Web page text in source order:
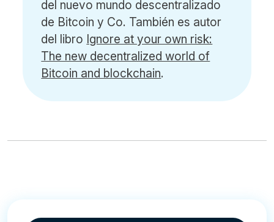
del nuevo mundo descentralizado
de Bitcoin y Co. También es autor
del libro Ignore at your own risk:
The new decentralized world of
Bitcoin and blockchain.